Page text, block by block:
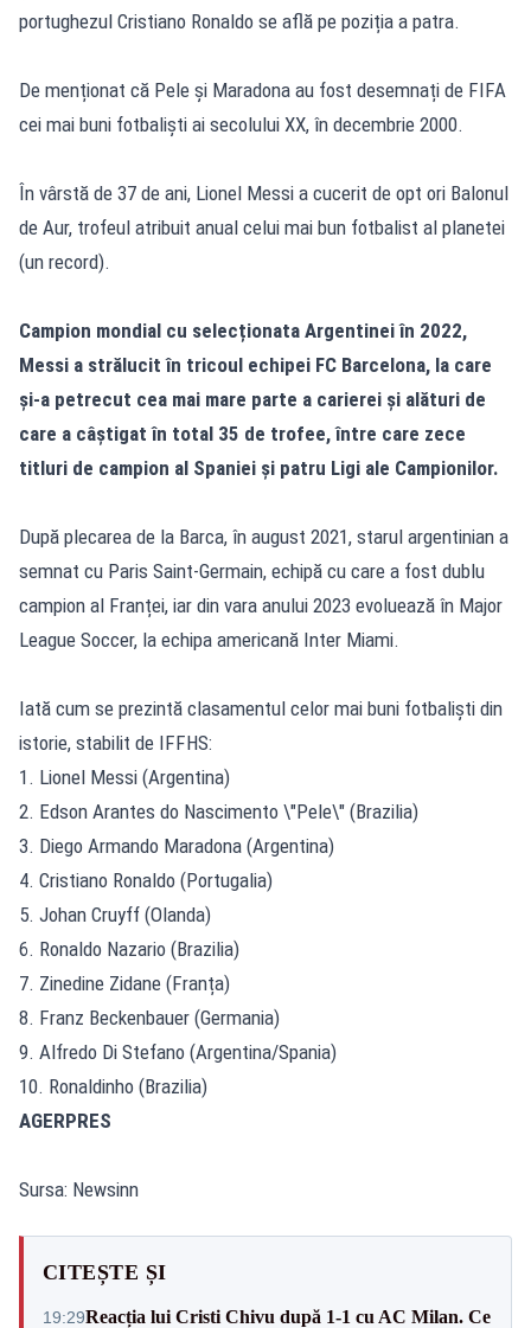
portughezul Cristiano Ronaldo se află pe poziția a patra.
De menționat că Pele și Maradona au fost desemnați de FIFA
cei mai buni fotbaliști ai secolului XX, în decembrie 2000.
În vârstă de 37 de ani, Lionel Messi a cucerit de opt ori Balonul
de Aur, trofeul atribuit anual celui mai bun fotbalist al planetei
(un record).
Campion mondial cu selecționata Argentinei în 2022,
Messi a strălucit în tricoul echipei FC Barcelona, la care
și-a petrecut cea mai mare parte a carierei și alături de
care a câștigat în total 35 de trofee, între care zece
titluri de campion al Spaniei și patru Ligi ale Campionilor.
După plecarea de la Barca, în august 2021, starul argentinian a
semnat cu Paris Saint-Germain, echipă cu care a fost dublu
campion al Franței, iar din vara anului 2023 evoluează în Major
League Soccer, la echipa americană Inter Miami.
Iată cum se prezintă clasamentul celor mai buni fotbaliști din
istorie, stabilit de IFFHS:
1. Lionel Messi (Argentina)
2. Edson Arantes do Nascimento \"Pele\" (Brazilia)
3. Diego Armando Maradona (Argentina)
4. Cristiano Ronaldo (Portugalia)
5. Johan Cruyff (Olanda)
6. Ronaldo Nazario (Brazilia)
7. Zinedine Zidane (Franța)
8. Franz Beckenbauer (Germania)
9. Alfredo Di Stefano (Argentina/Spania)
10. Ronaldinho (Brazilia)
AGERPRES
Sursa: Newsinn
CITEȘTE ȘI
19:29Reacția lui Cristi Chivu după 1-1 cu AC Milan. Ce